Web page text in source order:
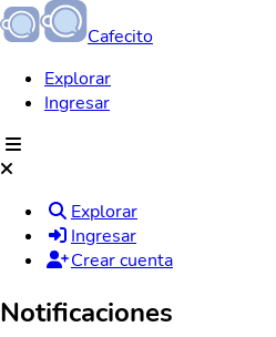
Cafecito
Explorar
Ingresar
Explorar
Ingresar
Crear cuenta
Notificaciones